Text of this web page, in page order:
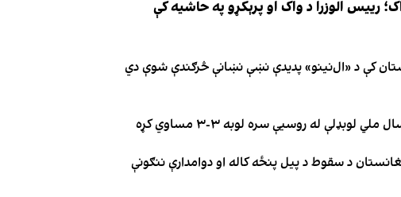
رییس الوزرا د واک او پرېکړو په حاشیه کې
کې د «ال‌نینو» پدیدې نښې نښانې څرګندې شوې دي
لوبډلې له روسیې سره لوبه ۳-۳ مساوي کړه